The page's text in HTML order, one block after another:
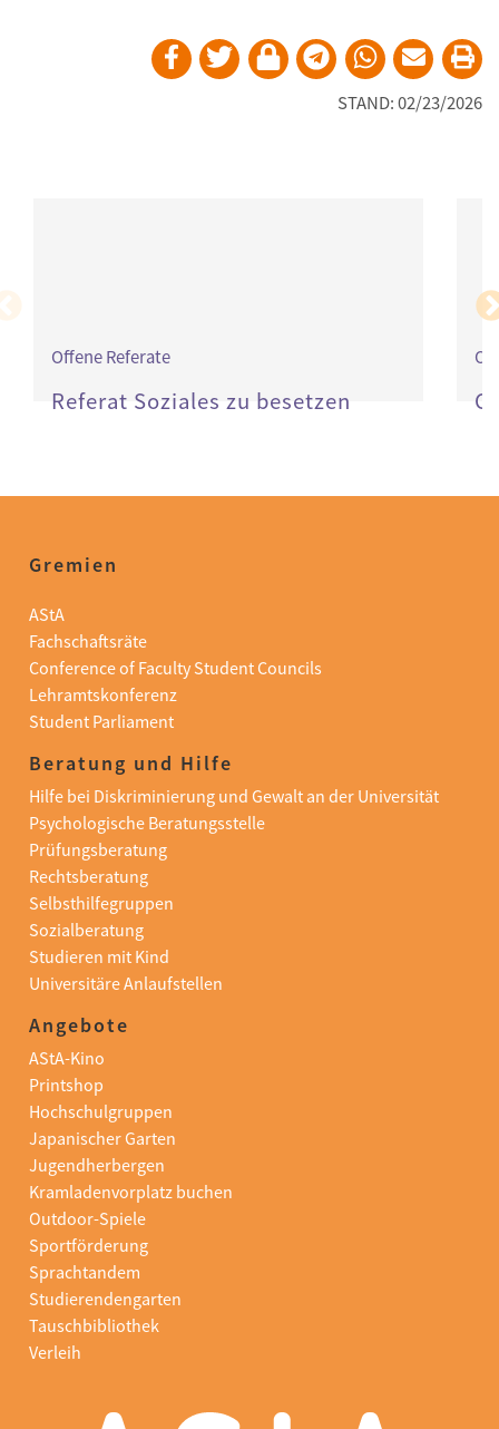
STAND: 02/23/2026
Offene Referate
Referat Soziales zu besetzen
Gremien
AStA
Fachschaftsräte
Conference of Faculty Student Councils
Lehramtskonferenz
Student Parliament
Beratung und Hilfe
Hilfe bei Diskriminierung und Gewalt an der Universität
Psychologische Beratungsstelle
Prüfungsberatung
Rechtsberatung
Selbsthilfegruppen
Sozialberatung
Studieren mit Kind
Universitäre Anlaufstellen
Angebote
AStA-Kino
Printshop
Hochschulgruppen
Japanischer Garten
Jugendherbergen
Kramladenvorplatz buchen
Outdoor-Spiele
Sportförderung
Sprachtandem
Studierendengarten
Tauschbibliothek
Verleih